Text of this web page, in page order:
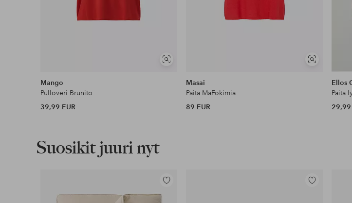
Näytä
Mango
Pulloveri Brunito
39,99 EUR
Näytä
samankaltaisia
Masai
Paita MaFokimia
89 EUR
Ellos
Paita
29,99
Suosikit juuri nyt
Lisää
suosikkeihin
Lisää